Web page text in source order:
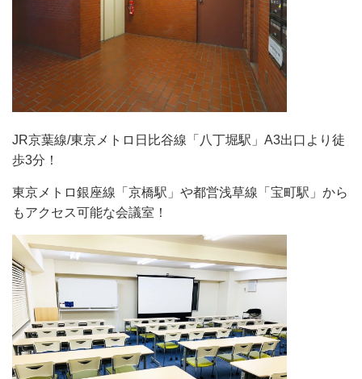
JR京葉線/東京メトロ日比谷線「八丁堀駅」A3出口より徒
歩3分！
東京メトロ銀座線「京橋駅」や都営浅草線「宝町駅」から
もアクセス可能な会議室！